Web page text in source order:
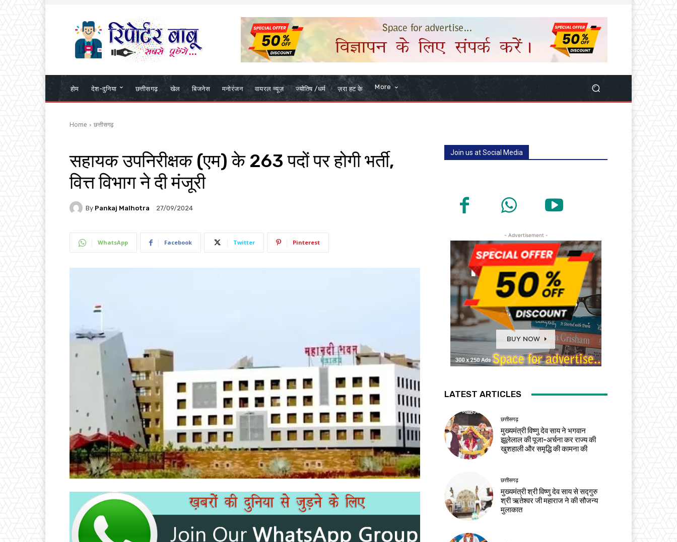
होम देश-दुनिया छत्तीसगढ़ खेल बिजनेस मनोरंजन वायरल न्यूज़ ज्योतिष /धर्म ज़रा हट के More
Home छत्तीसगढ़
सहायक उपनिरीक्षक (एम) के 263 पदों पर होगी भर्ती,
वित्त विभाग ने दी मंजूरी
By Pankaj Malhotra 27/09/2024
WhatsApp Facebook Twitter Pinterest
Join us at Social Media
- Advertisement -
LATEST ARTICLES
छत्तीसगढ़
मुख्यमंत्री विष्णु देव साय ने भगवान
झूलेलाल की पूजा-अर्चना कर राज्य की
खुशहाली और समृद्धि की कामना की
छत्तीसगढ़
मुख्यमंत्री श्री विष्णु देव साय से सद्गुरु
श्री ऋतेश्वर जी महाराज ने की सौजन्य
मुलाकात